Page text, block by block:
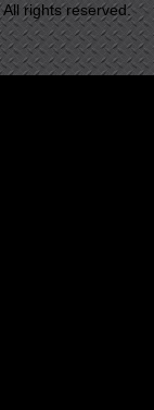
rights reserved.